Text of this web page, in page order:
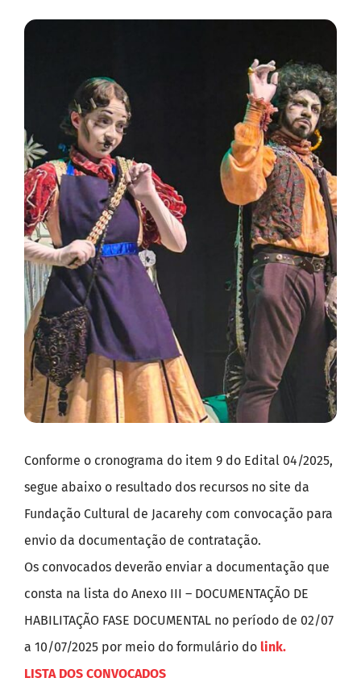
Conforme o cronograma do item 9 do Edital 04/2025,
segue abaixo o resultado dos recursos no site da
Fundação Cultural de Jacarehy com convocação para
envio da documentação de contratação.
Os convocados deverão enviar a documentação que
consta na lista do Anexo III – DOCUMENTAÇÃO DE
HABILITAÇÃO FASE DOCUMENTAL no período de 02/07
a 10/07/2025 por meio do formulário do link.
LISTA DOS CONVOCADOS